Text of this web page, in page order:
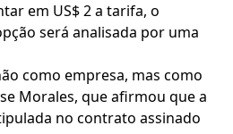
em US$ 2 a tarifa, o
será analisada por uma
como empresa, mas como
Morales, que afirmou que a
no contrato assinado